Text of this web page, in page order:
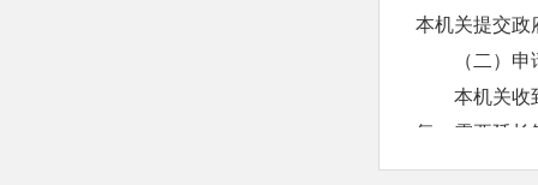
本机关提交政
（二）
本机关收
复；需要延
20个工作日